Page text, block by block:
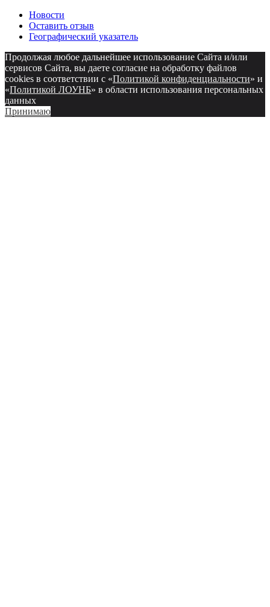
Новости
Оставить отзыв
Географический указатель
Продолжая любое дальнейшее использование Сайта и/или
сервисов Сайта, вы даете согласие на обработку файлов
cookies в соответствии с «Политикой конфиденциальности» и
«Политикой ЛОУНБ» в области использования персональных
данных
Принимаю